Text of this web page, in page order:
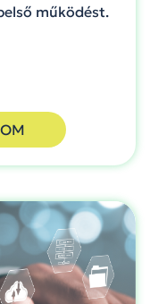
működést.